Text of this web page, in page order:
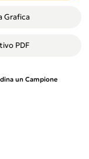
Grafica
PDF
un Campione